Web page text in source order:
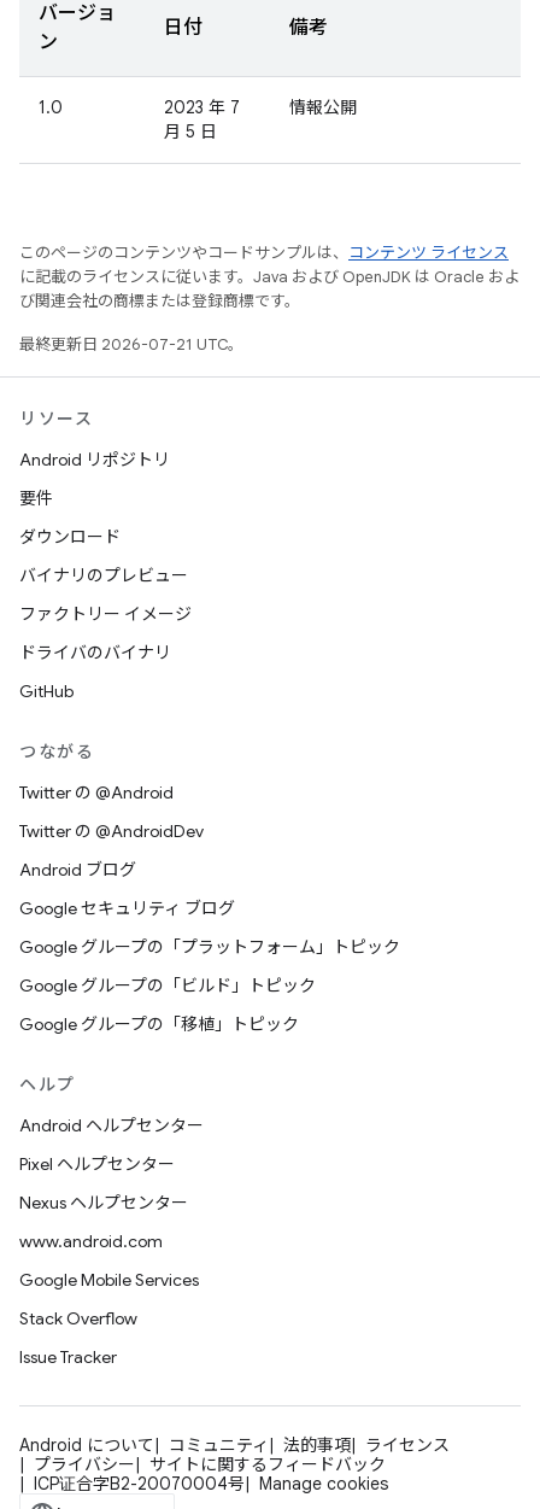
バージョ
ン
日付 備考
1.0
2023 年 7
月 5 日
情報公開
このページのコンテンツやコードサンプルは、
コンテンツ ライセンス
に記載のライセンスに従います。Java および OpenJDK は Oracle およ
び関連会社の商標または登録商標です。
最終更新日 2026-07-21 UTC。
リソース
Android リポジトリ
要件
ダウンロード
バイナリのプレビュー
ファクトリー イメージ
ドライバのバイナリ
GitHub
つながる
Twitter の @Android
Twitter の @AndroidDev
Android ブログ
Google セキュリティ ブログ
Google グループの「プラットフォーム」トピック
Google グループの「ビルド」トピック
Google グループの「移植」トピック
ヘルプ
Android ヘルプセンター
Pixel ヘルプセンター
Nexus ヘルプセンター
www.android.com
Google Mobile Services
Stack Overflow
Issue Tracker
Android について コミュニティ 法的事項
ライセンス
プライバシー
サイトに関するフィードバック
ICP证合字B2-20070004号
Manage cookies